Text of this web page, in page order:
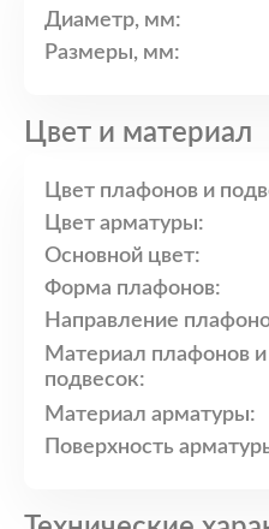
Диаметр, мм:
Размеры, мм:
Цвет и материал
Цвет плафонов и
Цвет арматуры:
Основной цвет:
Форма плафонов:
Направление
Материал плафонов и
подвесок:
Материал арматуры:
Поверхность